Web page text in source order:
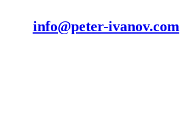
info@peter-ivanov.com